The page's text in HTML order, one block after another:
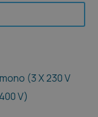
(3 X 230 V
V)